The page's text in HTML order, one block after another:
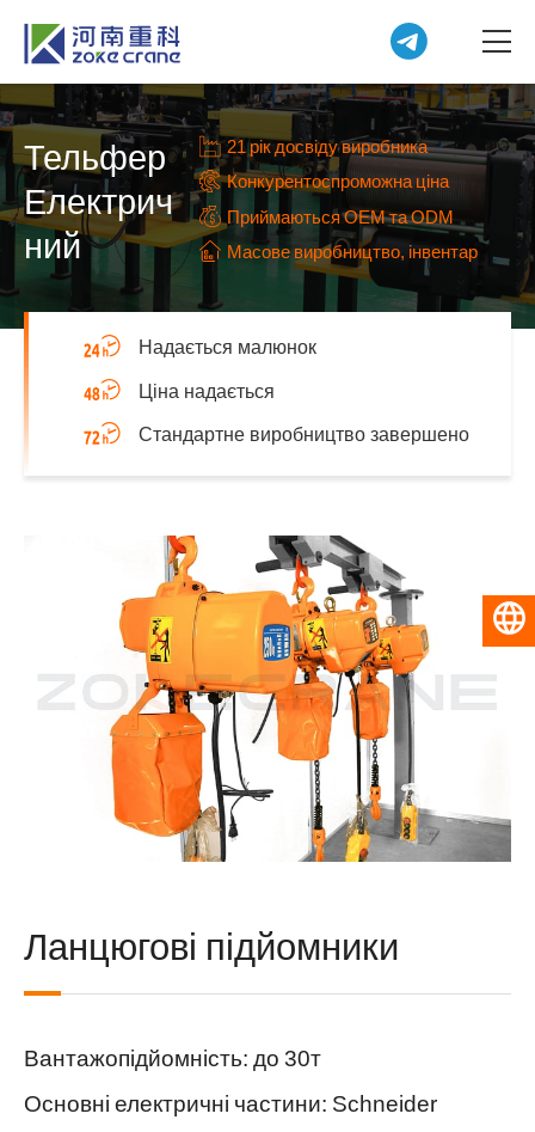
Тельфер
Електрич
ний
21 рік досвіду виробника
Конкурентоспроможна ціна
Приймаються OEM та ODM
Масове виробництво, інвентар
Надається малюнок
Ціна надається
Стандартне виробництво завершено
Ланцюгові підйомники
Вантажопідйомність: до 30т
Основні електричні частини: Schneider
Українська